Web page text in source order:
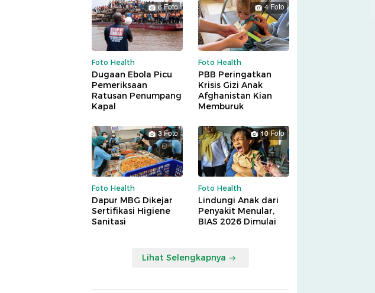
6 Foto
Foto Health
Dugaan Ebola Picu
Pemeriksaan
Ratusan Penumpang
Kapal
4 Foto
Foto Health
PBB Peringatkan
Krisis Gizi Anak
Afghanistan Kian
Memburuk
3 Foto
Foto Health
Dapur MBG Dikejar
Sertifikasi Higiene
Sanitasi
10 Foto
Foto Health
Lindungi Anak dari
Penyakit Menular,
BIAS 2026 Dimulai
Lihat Selengkapnya